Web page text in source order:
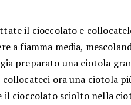
il cioccolato e
a fiamma media,
preparato una ciotola
ora una ciotola
il cioccolato sciolto nella